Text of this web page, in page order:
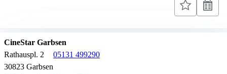
CineStar Garbsen
Rathauspl. 2
30823 Garbsen
05131 499290